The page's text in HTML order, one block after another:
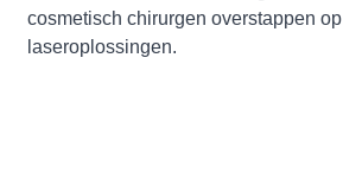
cosmetisch chirurgen overstappen
laseroplossingen.